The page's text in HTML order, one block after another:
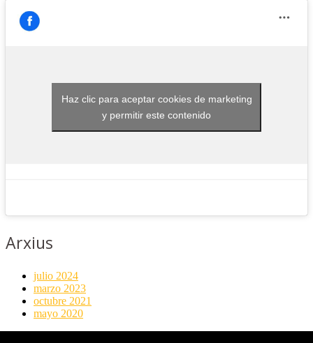
Haz clic para aceptar cookies de marketing
y permitir este contenido
Arxius
julio 2024
marzo 2023
octubre 2021
mayo 2020